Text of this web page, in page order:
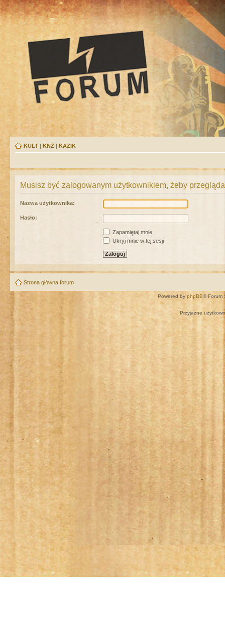
KULT | KNŻ | KAZIK
Musisz być zalogowanym użytkownikiem, żeby
Nazwa użytkownika:
Hasło:
Zapamiętaj mnie
Ukryj mnie w tej sesji
Strona główna forum
Powered by phpBB® Forum
Przyjazne